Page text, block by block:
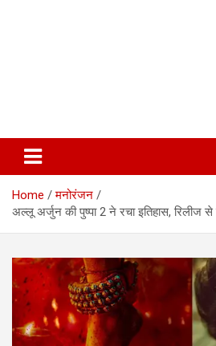
Home
मनोरंजन
अल्लू अर्जुन की पुष्पा 2 ने रचा इतिहास, रिलीज